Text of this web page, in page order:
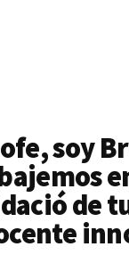
soy
de